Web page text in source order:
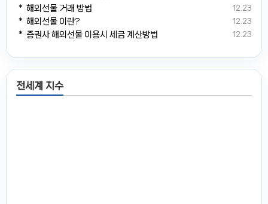
12.23
＊ 해외선물 거래 방법
12.23
＊ 해외선물 이란?
12.23
＊ 증권사 해외선물 이용시 세금 계산방법
전세계 지수